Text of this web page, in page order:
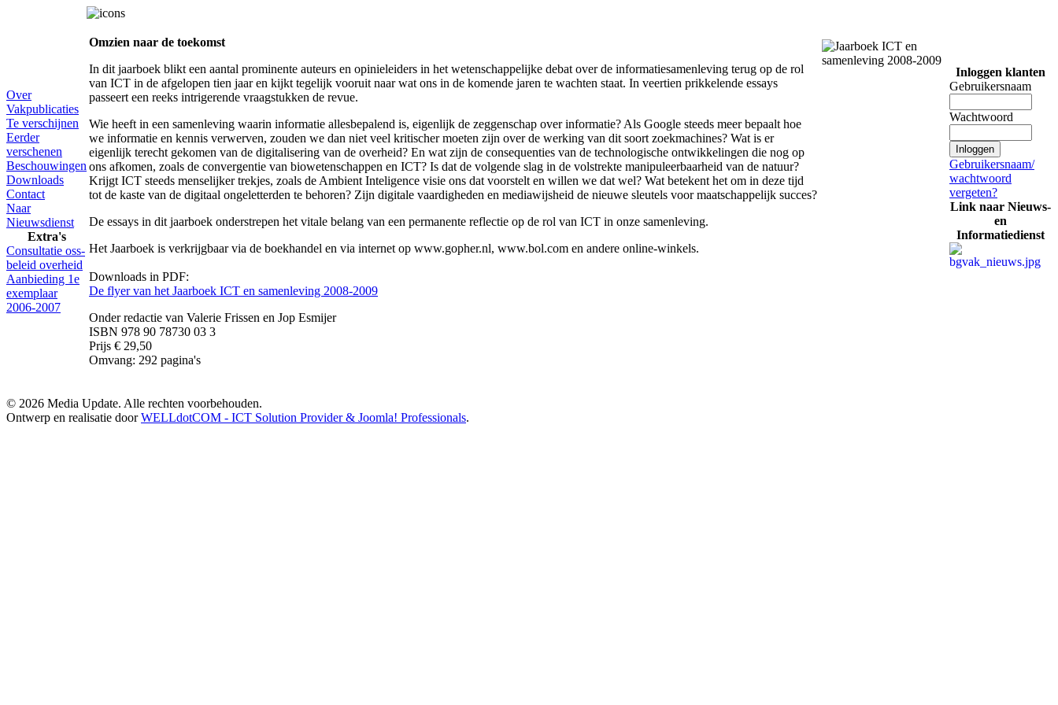
Over
Vakpublicaties
Te verschijnen
Eerder
verschenen
Beschouwingen
Downloads
Contact
Naar
Nieuwsdienst
Extra's
Consultatie oss-
beleid overheid
Aanbieding 1e
exemplaar
2006-2007
Omzien naar de toekomst
In dit jaarboek blikt een aantal prominente auteurs en opinieleiders in het wetenschappelijke debat over de informatiesamenleving terug op de rol
van ICT in de afgelopen tien jaar en kijkt tegelijk vooruit naar wat ons in de komende jaren te wachten staat. In veertien prikkelende essays
passeert een reeks intrigerende vraagstukken de revue.
Wie heeft in een samenleving waarin informatie allesbepalend is, eigenlijk de zeggenschap over informatie? Als Google steeds meer bepaalt hoe
we informatie en kennis verwerven, zouden we dan niet veel kritischer moeten zijn over de werking van dit soort zoekmachines? Wat is er
eigenlijk terecht gekomen van de digitalisering van de overheid? En wat zijn de consequenties van de technologische ontwikkelingen die nog op
ons afkomen, zoals de convergentie van biowetenschappen en ICT? Is dat de volgende slag in de volstrekte manipuleerbaarheid van de natuur?
Krijgt ICT steeds menselijker trekjes, zoals de Ambient Inteligence visie ons dat voorstelt en willen we dat wel? Wat betekent het om in deze tijd
tot de kaste van de digitaal ongeletterden te behoren? Zijn digitale vaardigheden en mediawijsheid de nieuwe sleutels voor maatschappelijk succes?
De essays in dit jaarboek onderstrepen het vitale belang van een permanente reflectie op de rol van ICT in onze samenleving.
Het Jaarboek is verkrijgbaar via de boekhandel en via internet op www.gopher.nl, www.bol.com en andere online-winkels.
Downloads in PDF:
De flyer van het Jaarboek ICT en samenleving 2008-2009
Onder redactie van Valerie Frissen en Jop Esmijer
ISBN 978 90 78730 03 3
Prijs € 29,50
Omvang: 292 pagina's
Inloggen klanten
Gebruikersnaam
Wachtwoord
Gebruikersnaam/
wachtwoord
vergeten?
Link naar Nieuws-
en
Informatiedienst
© 2026 Media Update. Alle rechten voorbehouden.
Ontwerp en realisatie doorWELLdotCOM - ICT Solution Provider & Joomla! Professionals.